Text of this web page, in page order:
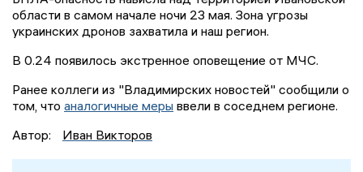
области в самом начале ночи 23 мая. Зона угрозы
украинских дронов захватила и наш регион.
В 0.24 появилось экстренное оповещение от МЧС.
Ранее коллеги из "Владимирских новостей" сообщили о
том, что аналогичные меры ввели в соседнем регионе.
Автор:
Иван Викторов